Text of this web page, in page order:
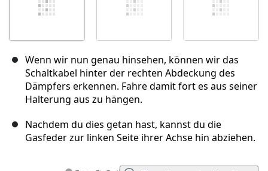
Wenn wir nun genau hinsehen, können wir das
Schaltkabel hinter der rechten Abdeckung des
Dämpfers erkennen. Fahre damit fort es aus seiner
Halterung aus zu hängen.
Nachdem du dies getan hast, kannst du die
Gasfeder zur linken Seite ihrer Achse hin abziehen.